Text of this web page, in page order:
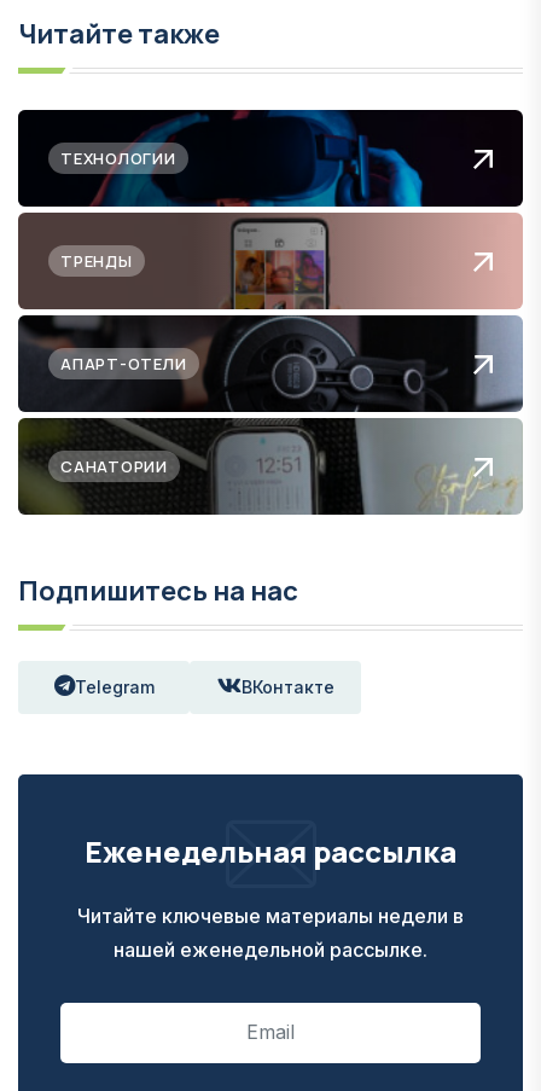
Читайте также
ТЕХНОЛОГИИ
ТРЕНДЫ
АПАРТ-ОТЕЛИ
САНАТОРИИ
Подпишитесь на нас
Telegram ВКонтакте
Еженедельная рассылка
Читайте ключевые материалы недели в
нашей еженедельной рассылке.